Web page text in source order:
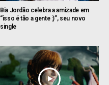
Bia Jordão celebra a amizade em
“isso é tão a gente :)”, seu novo
single